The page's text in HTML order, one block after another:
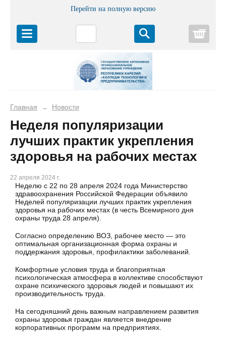
Перейти на полную версию
Главная → Новости
Неделя популяризации
лучших практик укрепления
здоровья на рабочих местах
22 апреля 2024 г.
Неделю с 22 по 28 апреля 2024 года Министерство
здравоохранения Российской Федерации объявило
Неделей популяризации лучших практик укрепления
здоровья на рабочих местах (в честь Всемирного дня
охраны труда 28 апреля).
Согласно определению ВОЗ, рабочее место — это
оптимальная организационная форма охраны и
поддержания здоровья, профилактики заболеваний.
Комфортные условия труда и благоприятная
психологическая атмосфера в коллективе способствуют
охране психического здоровья людей и повышают их
производительность труда.
На сегодняшний день важным направлением развития
охраны здоровья граждан является внедрение
корпоративных программ на предприятиях.